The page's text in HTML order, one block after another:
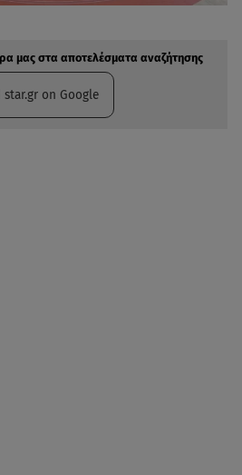
μας στα αποτελέσματα αναζήτησης
star.gr on Google